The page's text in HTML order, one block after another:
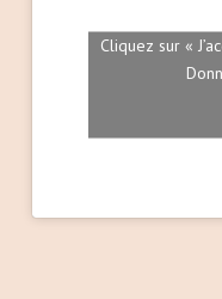
Cliquez sur «